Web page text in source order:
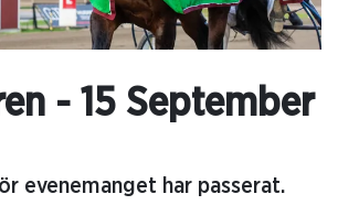
- 15 September
evenemanget har passerat.